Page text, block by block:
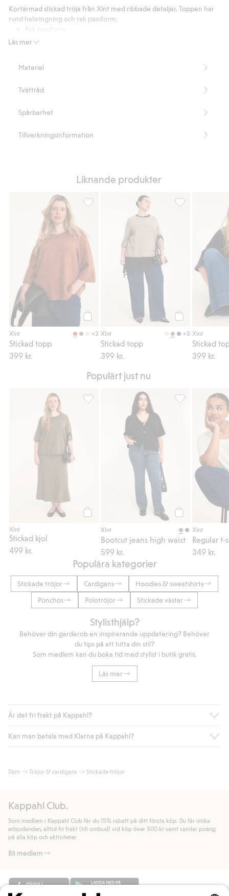
Läs mer
Kortärmad stickad tröja från Xlnt med ribbade detaljer. Toppen har
rund halsringning och rak passform.
Kort ärm
Del av ett set
Innehåller 91% återvunnen polyester
Blended Recycled Polyester
Material
Tvättråd
Spårbarhet
Tillverkningsinformation
Liknande produkter
Xlnt +3
Stickad topp
399 kr.
Stickad topp, Lägg till i favoriter
Xlnt +3
Stickad topp
399 kr.
Stickad topp,
Xlnt
Stickad
399 kr.
Populärt just nu
Xlnt
Stickad kjol
499 kr.
Stickad kjol, Lägg till i favoriter
Xlnt
Bootcut jeans high waist
599 kr.
Bootcut jeans
Xlnt
Regular t-
349 kr.
Populära kategorier
Stickade tröjor Cardigans
Hoodies & sweatshirts
Ponchos
Polotröjor Stickade västar
Stylisthjälp?
Behöver din garderob en inspirerande uppdatering? Behöver
du tips på att hitta din stil?
Som medlem kan du boka tid med stylist i butik gratis.
Läs mer
Är det fri frakt på Kappahl?
Är du medlem i Kappahl Club har du alltid gratis frakt till butik
automatik efter du loggat in och identifierats som medlem.
handlar för.
Läs mer
Kan man betala med Klarna på Kappahl?
bland annat faktura och swish men även andra betalningssätt.
allmänna villkor.
Läs mer
Dam Tröjor & cardigans Stickade tröjor
Kappahl Club.
Som medlem i Kappahl Club får du 15% rabatt på ditt första köp. Du får unika
erbjudanden, alltid fri frakt (till ombud) vid köp över 500 kr samt samlar poäng
på alla köp och aktiviteter.
Bli medlem